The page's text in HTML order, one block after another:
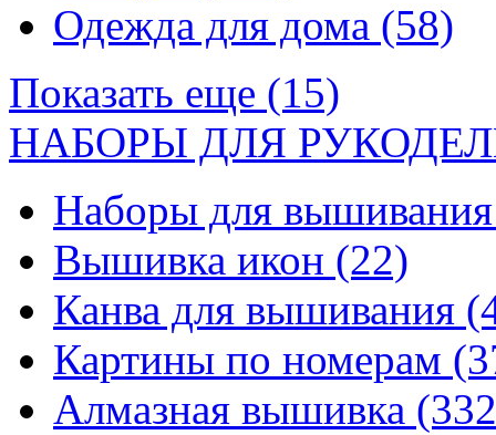
Одежда для дома (58)
Показать еще (15)
НАБОРЫ ДЛЯ
Наборы для
Вышивка икон (22)
Канва для вышивания
Картины по номерам
Алмазная вышивка